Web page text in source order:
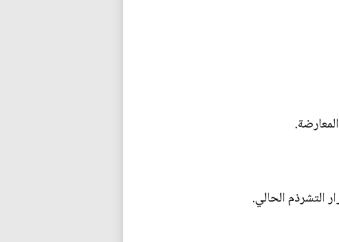
التشرذم الحالي.